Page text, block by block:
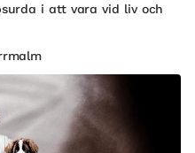
i att vara vid liv och